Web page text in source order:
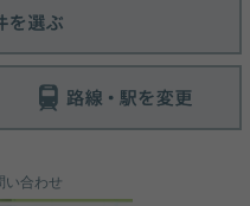
い合わせ